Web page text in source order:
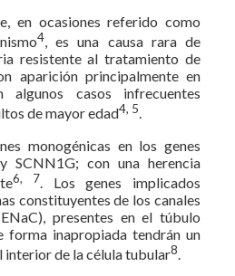
en ocasiones referido como
4, es una causa rara de
resistente al tratamiento de
aparición principalmente en
algunos casos infrecuentes
de mayor edad4, 5.
monogénicas en los genes
SCNN1G; con una herencia
6, 7. Los genes implicados
constituyentes de los canales
presentes en el túbulo
forma inapropiada tendrán un
interior de la célula tubular8.